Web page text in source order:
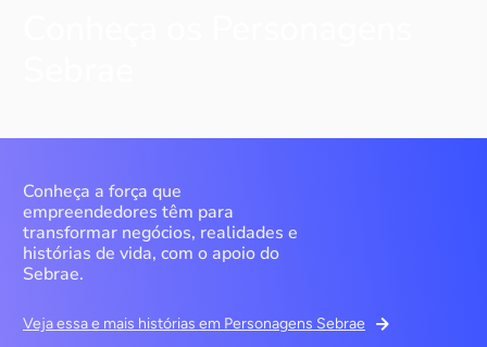
Conheça a força que
empreendedores têm para
transformar negócios, realidades e
histórias de vida, com o apoio do
Sebrae.
Veja essa e mais histórias em Personagens Sebrae